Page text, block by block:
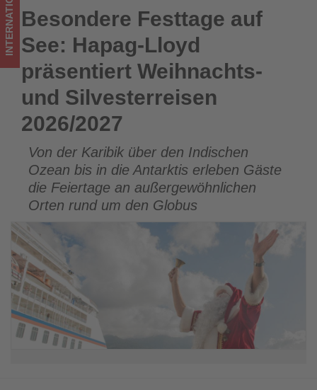
-
Wissen,
was
im
Tourismus
los
ist!
Besondere Festtage auf See: Hapag-Lloyd präsentiert
Weihnachts- und Silvesterreisen 2026/2027
Besondere Festtage auf
See: Hapag-Lloyd
präsentiert Weihnachts-
und Silvesterreisen
2026/2027
Von der Karibik über den Indischen
Ozean bis in die Antarktis erleben Gäste
die Feiertage an außergewöhnlichen
Orten rund um den Globus